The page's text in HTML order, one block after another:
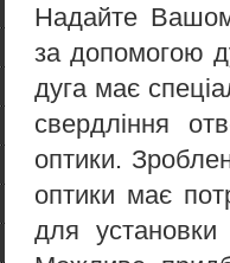
Надайте
за допомогою
дуга має
свердління
оптики.
оптики має
для установки